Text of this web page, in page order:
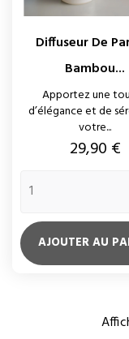
Diffuseur De
Bambou...
Apportez une
d’élégance et de
votre...
Prix
29,90 €
AJOUTER AU